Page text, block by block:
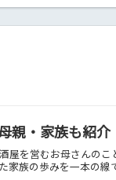
親・家族も紹介
を営むお母さんの
族の歩みを一本の線